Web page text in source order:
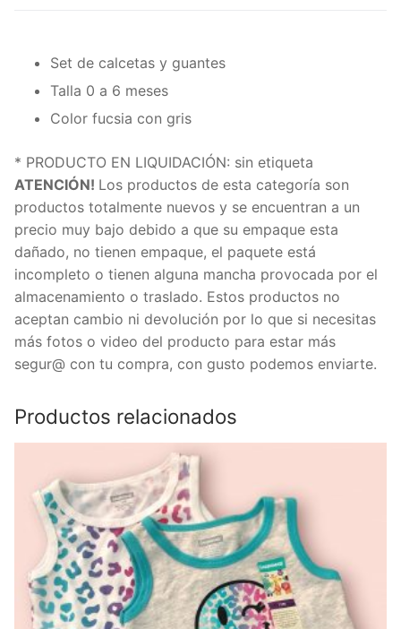
Set de calcetas y guantes
Talla 0 a 6 meses
Color fucsia con gris
* PRODUCTO EN LIQUIDACIÓN: sin etiqueta
ATENCIÓN! Los productos de esta categoría son
productos totalmente nuevos y se encuentran a un
precio muy bajo debido a que su empaque esta
dañado, no tienen empaque, el paquete está
incompleto o tienen alguna mancha provocada por el
almacenamiento o traslado. Estos productos no
aceptan cambio ni devolución por lo que si necesitas
más fotos o video del producto para estar más
segur@ con tu compra, con gusto podemos enviarte.
Productos relacionados